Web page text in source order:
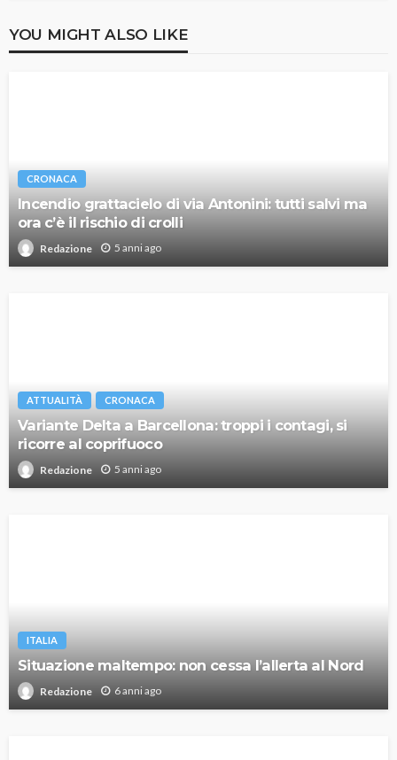
YOU MIGHT ALSO LIKE
CRONACA
Incendio grattacielo di via Antonini: tutti salvi ma
ora c’è il rischio di crolli
Redazione 5 anni ago
ATTUALITÀ CRONACA
Variante Delta a Barcellona: troppi i contagi, si
ricorre al coprifuoco
Redazione 5 anni ago
ITALIA
Situazione maltempo: non cessa l’allerta al Nord
Redazione 6 anni ago